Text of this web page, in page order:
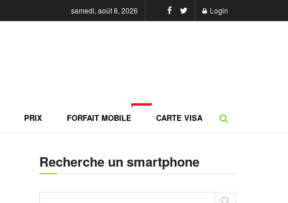
samedi, août 8, 2026 Login
PRIX FORFAIT MOBILE CARTE VISA
Recherche un smartphone